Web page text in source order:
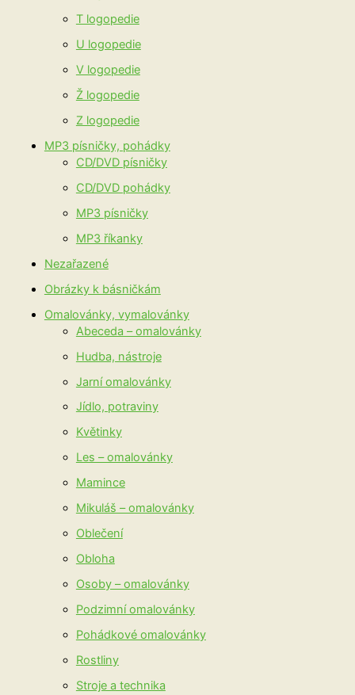
T logopedie
U logopedie
V logopedie
Ž logopedie
Z logopedie
MP3 písničky, pohádky
CD/DVD písničky
CD/DVD pohádky
MP3 písničky
MP3 říkanky
Nezařazené
Obrázky k básničkám
Omalovánky, vymalovánky
Abeceda – omalovánky
Hudba, nástroje
Jarní omalovánky
Jídlo, potraviny
Květinky
Les – omalovánky
Mamince
Mikuláš – omalovánky
Oblečení
Obloha
Osoby – omalovánky
Podzimní omalovánky
Pohádkové omalovánky
Rostliny
Stroje a technika